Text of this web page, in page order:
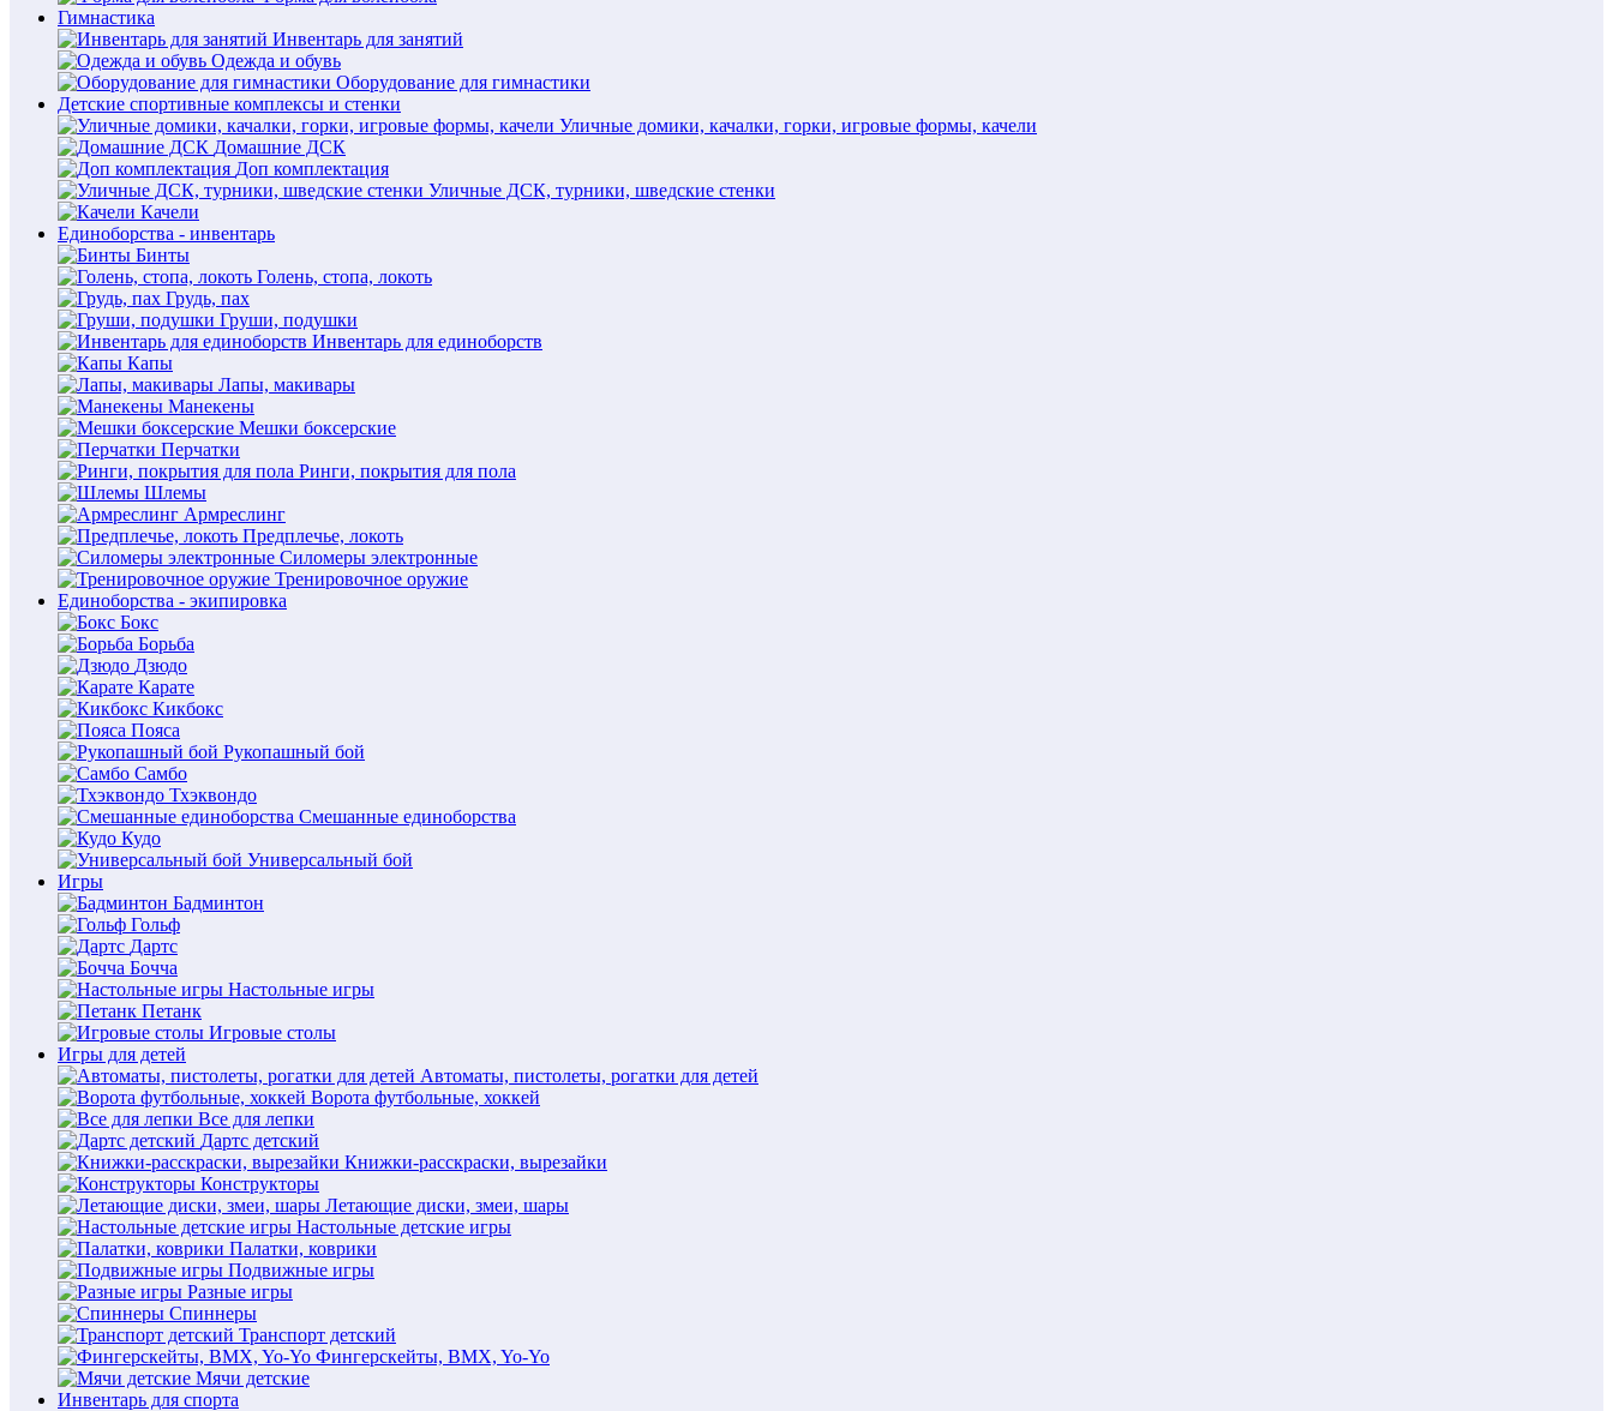
Гимнастика
Инвентарь для занятий
Одежда и обувь
Оборудование для гимнастики
Детские спортивные комплексы и стенки
Уличные домики, качалки, горки, игровые формы, качели
Домашние ДСК
Доп комплектация
Уличные ДСК, турники, шведские стенки
Качели
Единоборства - инвентарь
Бинты
Голень, стопа, локоть
Грудь, пах
Груши, подушки
Инвентарь для единоборств
Капы
Лапы, макивары
Манекены
Мешки боксерские
Перчатки
Ринги, покрытия для пола
Шлемы
Армреслинг
Предплечье, локоть
Силомеры электронные
Тренировочное оружие
Единоборства - экипировка
Бокс
Борьба
Дзюдо
Карате
Кикбокс
Пояса
Рукопашный бой
Самбо
Тхэквондо
Смешанные единоборства
Кудо
Универсальный бой
Игры
Бадминтон
Гольф
Дартс
Бочча
Настольные игры
Петанк
Игровые столы
Игры для детей
Автоматы, пистолеты, рогатки для детей
Ворота футбольные, хоккей
Все для лепки
Дартс детский
Книжки-расскраски, вырезайки
Конструкторы
Летающие диски, змеи, шары
Настольные детские игры
Палатки, коврики
Подвижные игры
Разные игры
Спиннеры
Транспорт детский
Фингерскейты, BMX, Yo-Yo
Мячи детские
Инвентарь для спорта